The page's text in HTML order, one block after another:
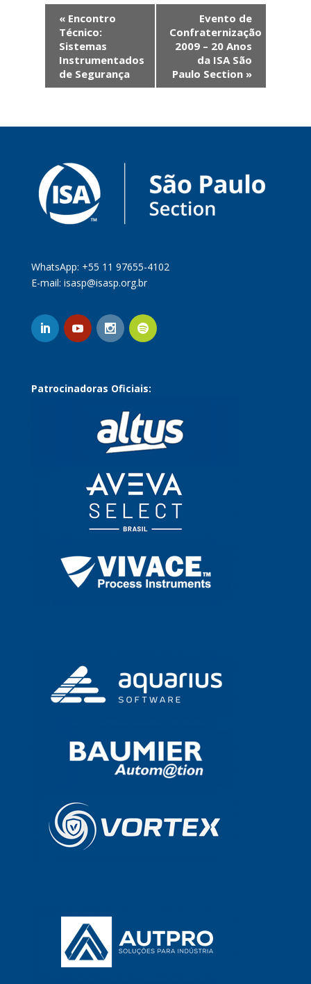
Evento
Navegação
«Encontro
Técnico:
Sistemas
Instrumentados
de Segurança
Evento de
Confraternização
2009 – 20 Anos
da ISA São
Paulo Section »
WhatsApp: +55 11 97655-4102
E-mail: isasp@isasp.org.br
Patrocinadoras Oficiais: